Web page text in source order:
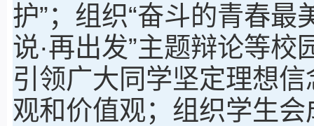
护”；组织“奋斗的青春最
说·再出发”主题辩论等
引领广大同学坚定理想
观和价值观；组织学生